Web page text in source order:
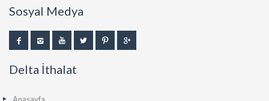
Sosyal Medya
Delta İthalat